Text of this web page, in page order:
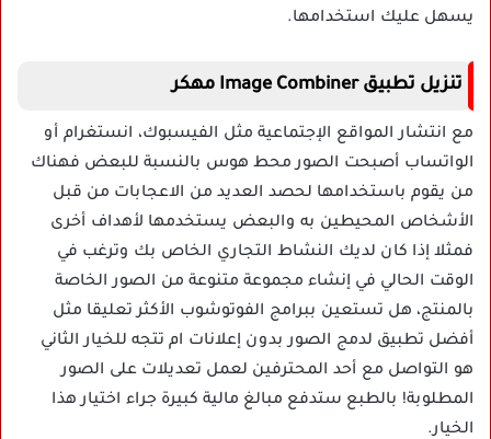
يسهل عليك استخدامها.
تنزيل تطبيق Image Combiner مهكر
مع انتشار المواقع الإجتماعية مثل الفيسبوك، انستغرام أو
الواتساب أصبحت الصور محط هوس بالنسبة للبعض فهناك
من يقوم باستخدامها لحصد العديد من الاعجابات من قبل
الأشخاص المحيطين به والبعض يستخدمها لأهداف أخرى
فمثلا إذا كان لديك النشاط التجاري الخاص بك وترغب في
الوقت الحالي في إنشاء مجموعة متنوعة من الصور الخاصة
بالمنتج، هل تستعين ببرامج الفوتوشوب الأكثر تعليقا مثل
أفضل تطبيق لدمج الصور بدون إعلانات ام تتجه للخيار الثاني
هو التواصل مع أحد المحترفين لعمل تعديلات على الصور
المطلوبة! بالطبع ستدفع مبالغ مالية كبيرة جراء اختيار هذا
الخيار.